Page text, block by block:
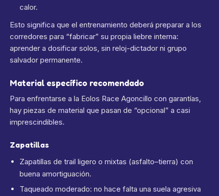
calor.
Esto significa que el entrenamiento deberá preparar a los
corredores para “fabricar” su propia liebre interna:
aprender a dosificar solos, sin reloj-dictador ni grupo
salvador permanente.
Material específico recomendado
Para enfrentarse a la Eolos Race Agoncillo con garantías,
hay piezas de material que pasan de “opcional” a casi
imprescindibles.
Zapatillas
Zapatillas de trail ligero o mixtas (asfalto–tierra) con
buena amortiguación.
Taqueado moderado: no hace falta una suela agresiva